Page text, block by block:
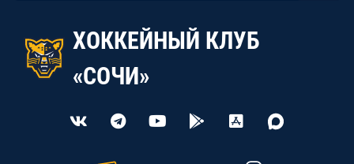
ХОККЕЙНЫЙ КЛУБ
«СОЧИ»